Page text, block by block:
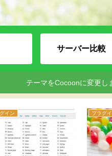
サーバー比較
テーマをCocoonに変更し
イン プラグ